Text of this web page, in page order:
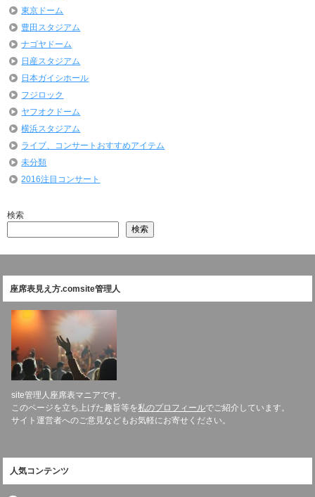
東京ドーム
豊田スタジアム
ナゴヤドーム
日産スタジアム
日本ガイシホール
フジロック
ヤフオクドーム
横浜スタジアム
ライブ、コンサートおすすめアイテム
未分類
2016注目コンサート
検索
検索
座席表見え方.comsite管理人
site管理人座席表マニアです。
このページを立ち上げた趣旨等を私のプロフィールでご紹介しています。
サイト運営者へのご意見などもお気軽にお寄せください。
人気コンテンツ